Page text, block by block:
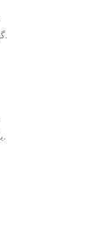
گھٽ ريزوليوشن ڪلپ شامل ڪريو.
2x، 4x يا مقصد ريزولوشن چونڊيو.